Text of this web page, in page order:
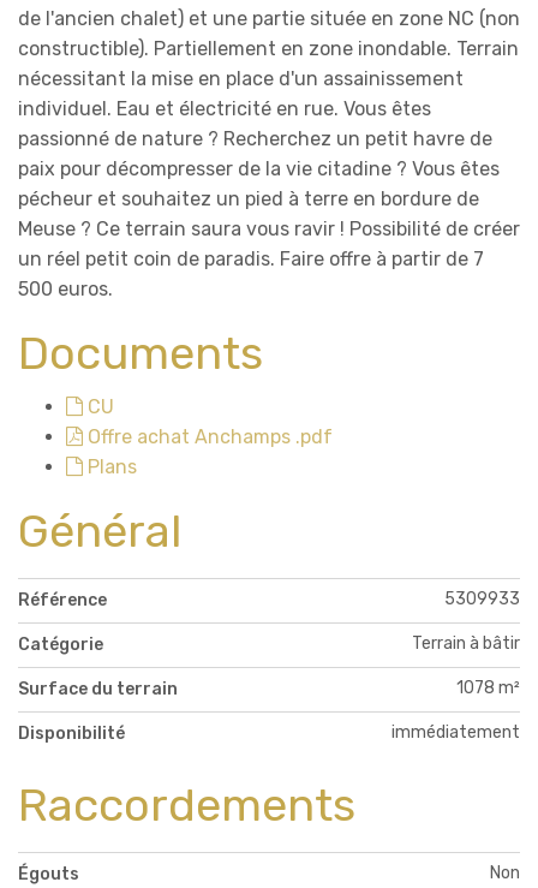
de l'ancien chalet) et une partie située en zone NC (non
constructible). Partiellement en zone inondable. Terrain
nécessitant la mise en place d'un assainissement
individuel. Eau et électricité en rue. Vous êtes
passionné de nature ? Recherchez un petit havre de
paix pour décompresser de la vie citadine ? Vous êtes
pécheur et souhaitez un pied à terre en bordure de
Meuse ? Ce terrain saura vous ravir ! Possibilité de créer
un réel petit coin de paradis. Faire offre à partir de 7
500 euros.
Documents
CU
Offre achat Anchamps .pdf
Plans
Général
Référence 5309933
Catégorie Terrain à bâtir
Surface du terrain 1078 m²
Disponibilité immédiatement
Raccordements
Égouts Non